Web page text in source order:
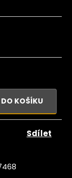
DO KOŠÍKU
Sdílet